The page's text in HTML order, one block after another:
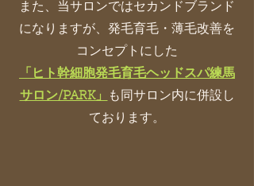
また、当サロンではセカンドブランド
になりますが、発毛育毛・薄毛改善を
コンセプトにした
「ヒト幹細胞発毛育毛ヘッドスパ練馬
サロン/PARK」
も同サロン内に併設し
ております。